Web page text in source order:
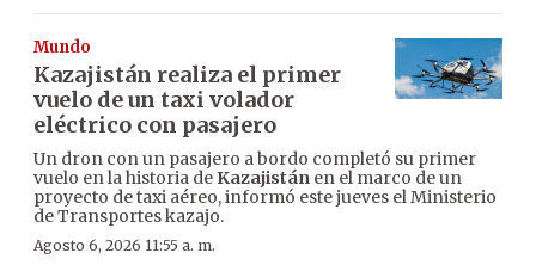
Mundo
Kazajistán realiza el primer
vuelo de un taxi volador
eléctrico con pasajero
Un dron con un pasajero a bordo completó su primer
vuelo en la historia de Kazajistán en el marco de un
proyecto de taxi aéreo, informó este jueves el Ministerio
de Transportes kazajo.
Agosto 6, 2026 11:55 a. m.